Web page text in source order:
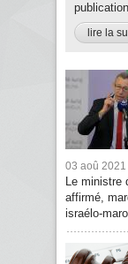
lire la
03 aoû 2021
Le ministre
affirmé,
israélo-